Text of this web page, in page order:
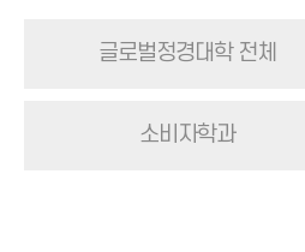
글로벌정경대학 전체
소비자학과